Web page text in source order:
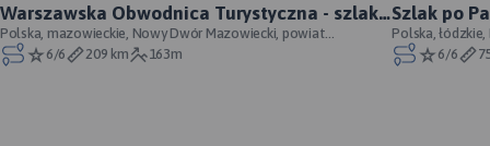
Warszawska Obwodnica Turystyczna - szlak
pieszy - oficjalny przebieg
Polska, mazowieckie, Nowy Dwór Mazowiecki, powiat
nowodworski
6/6 209 km 163m
Szlak po
Łódzkich -
Polska,
Wzniesień
6/6